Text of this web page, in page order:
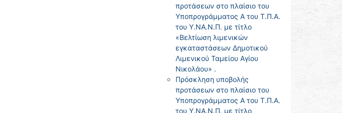
προτάσεων στο πλαίσιο του
Υποπρογράμματος Α του Τ.Π.Α.
του Υ.ΝΑ.Ν.Π. με τίτλο
«Βελτίωση λιμενικών
εγκαταστάσεων Δημοτικού
Λιμενικού Ταμείου Αγίου
Νικολάου» .
Πρόσκληση υποβολής
προτάσεων στο πλαίσιο του
Υποπρογράμματος Α του Τ.Π.Α.
του Υ.ΝΑ.Ν.Π. με τίτλο